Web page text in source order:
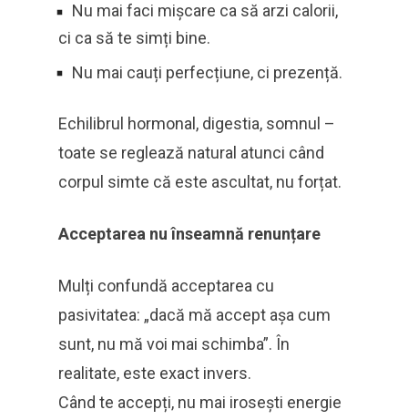
Nu mai faci mișcare ca să arzi calorii,
ci ca să te simți bine.
Nu mai cauți perfecțiune, ci prezență.
Echilibrul hormonal, digestia, somnul –
toate se reglează natural atunci când
corpul simte că este ascultat, nu forțat.
Acceptarea nu înseamnă renunțare
Mulți confundă acceptarea cu
pasivitatea: „dacă mă accept așa cum
sunt, nu mă voi mai schimba”. În
realitate, este exact invers.
Când te accepți, nu mai irosești energie